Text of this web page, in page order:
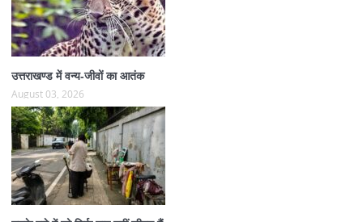
उत्तराखण्ड में वन्य-जीवों का आतंक
August 03, 2026